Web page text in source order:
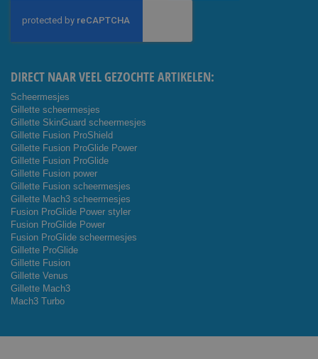
onze
DIRECT NAAR VEEL GEZOCHTE ARTIKELEN:
Scheermesjes
Gillette scheermesjes
Gillette SkinGuard scheermesjes
Gillette Fusion ProShield
Gillette Fusion ProGlide Power
Gillette Fusion ProGlide
Gillette Fusion power
Gillette Fusion scheermesjes
Gillette Mach3 scheermesjes
Fusion ProGlide Power styler
Fusion ProGlide Power
Fusion ProGlide scheermesjes
Gillette ProGlide
Gillette Fusion
Gillette Venus
Gillette Mach3
Mach3 Turbo